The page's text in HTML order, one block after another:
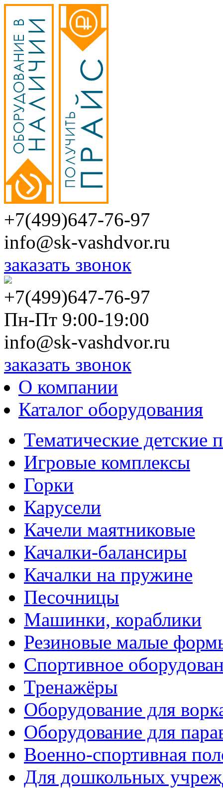
+7(499)647-76-97
info@sk-vashdvor.ru
заказать звонок
+7(499)647-76-97
Пн-Пт 9:00-19:00
info@sk-vashdvor.ru
заказать звонок
О компании
Каталог оборудования
Тематические детские
Игровые комплексы
Горки
Карусели
Качели маятниковые
Качалки-балансиры
Качалки на пружине
Песочницы
Машинки, кораблики
Резиновые малые
Спортивное
Тренажёры
Оборудование для
Оборудование для
Военно-спортивная
Для дошкольных